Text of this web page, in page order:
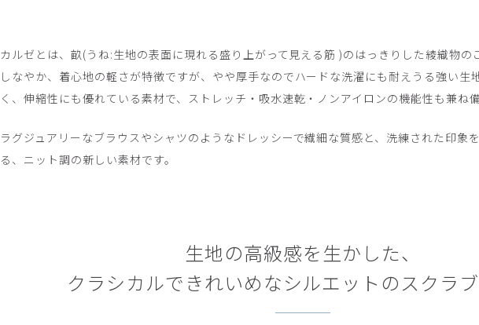
カルゼとは、畝(うね:生地の表面に現れる盛り上がって見える筋 )のはっきりした綾織物の
しなやか、着心地の軽さが特徴ですが、やや厚手なのでハードな洗濯にも耐えうる強い生
く、伸縮性にも優れている素材で、ストレッチ・吸水速乾・ノンアイロンの機能性も兼ね備
ラグジュアリーなブラウスやシャツのようなドレッシーで繊細な質感と、洗練された印象
る、ニット調の新しい素材です。
生地の高級感を生かした、
クラシカルできれいめなシルエットのスクラ